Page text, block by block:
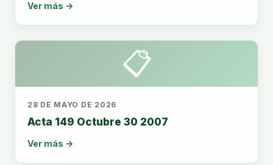
Ver más →
📋
28 DE MAYO DE 2026
Acta 149 Octubre 30 2007
Ver más →